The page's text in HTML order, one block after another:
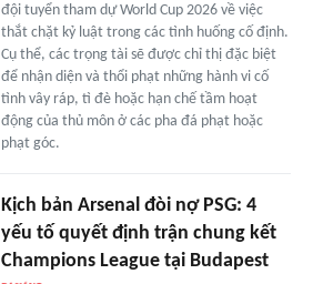
đội tuyển tham dự World Cup 2026 về việc
thắt chặt kỷ luật trong các tình huống cố định.
Cụ thể, các trọng tài sẽ được chỉ thị đặc biệt
để nhận diện và thổi phạt những hành vi cố
tình vây ráp, tì đè hoặc hạn chế tầm hoạt
động của thủ môn ở các pha đá phạt hoặc
phạt góc.
Kịch bản Arsenal đòi nợ PSG: 4
yếu tố quyết định trận chung kết
Champions League tại Budapest